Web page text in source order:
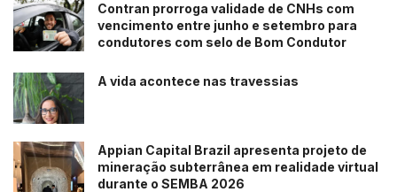
Contran prorroga validade de CNHs com
vencimento entre junho e setembro para
condutores com selo de Bom Condutor
A vida acontece nas travessias
Appian Capital Brazil apresenta projeto de
mineração subterrânea em realidade virtual
durante o SEMBA 2026